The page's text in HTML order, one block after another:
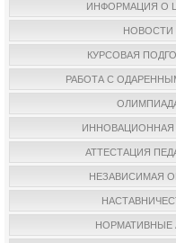
ИНФОРМАЦИЯ О
НОВОСТИ
КУРСОВАЯ
РАБОТА С
ИННОВАЦИОННАЯ
АТТЕСТАЦИЯ
НЕЗАВИСИМАЯ
НОРМАТИВНЫЕ